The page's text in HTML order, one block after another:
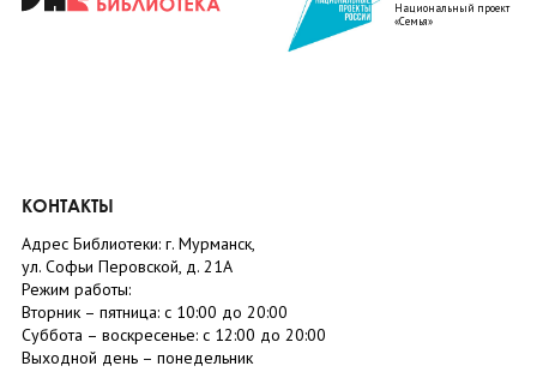
Национальный проект
«Семья»
КОНТАКТЫ
Адрес Библиотеки: г. Мурманск,
ул. Софьи Перовской, д. 21А
Режим работы:
Вторник – пятница: с 10:00 до 20:00
Суббота – воскресенье: c 12:00 до 20:00
Выходной день – понедельник